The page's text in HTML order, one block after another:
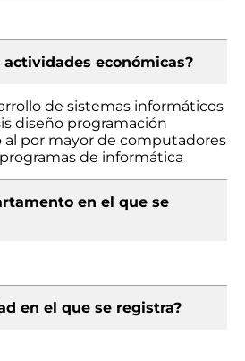
actividades económicas?
de sistemas informáticos
diseño programación
al por mayor de computadores
de informática
en el que se
en el que se registra?